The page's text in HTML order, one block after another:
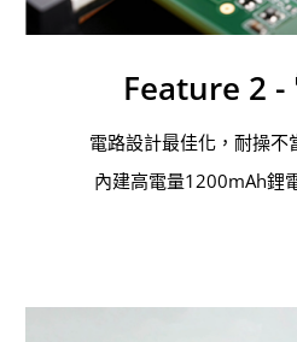
Feature 2 -
電路設計最佳化，耐操不
內建高電量1200mAh鋰